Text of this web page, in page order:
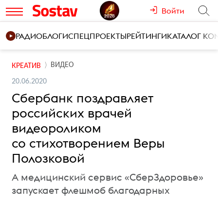
Войти
РАДИОБЛОГИСПЕЦПРОЕКТЫРЕЙТИНГИКАТАЛОГ
КРЕАТИВ ВИДЕО
20.06.2020
Сбербанк поздравляет
российских врачей
видеороликом
со стихотворением Веры
Полозковой
А медицинский сервис «СберЗдоровье»
запускает флешмоб благодарных